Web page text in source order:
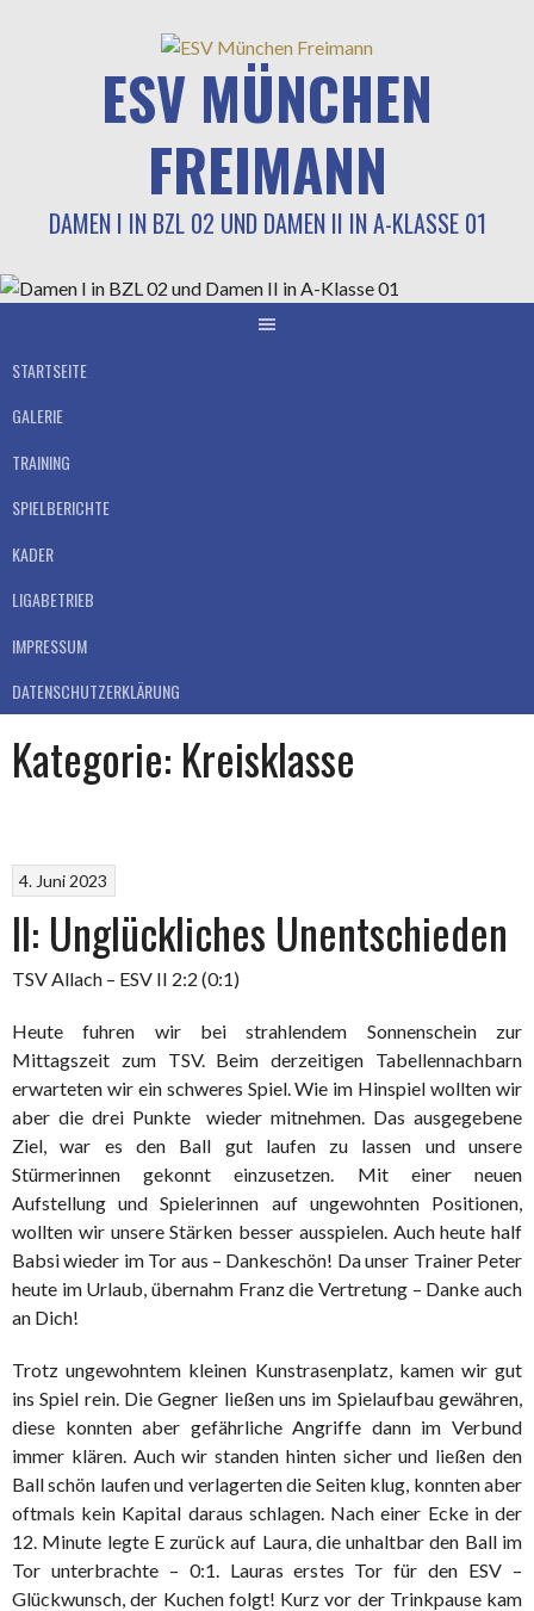
ESV MÜNCHEN
FREIMANN
DAMEN I IN BZL 02 UND DAMEN II IN A-KLASSE 01
STARTSEITE
GALERIE
TRAINING
SPIELBERICHTE
KADER
LIGABETRIEB
IMPRESSUM
DATENSCHUTZERKLÄRUNG
Kategorie: Kreisklasse
4. Juni 2023
II: Unglückliches Unentschieden
TSV Allach – ESV II 2:2 (0:1)
Heute fuhren wir bei strahlendem Sonnenschein zur
Mittagszeit zum TSV. Beim derzeitigen Tabellennachbarn
erwarteten wir ein schweres Spiel. Wie im Hinspiel wollten wir
aber die drei Punkte wieder mitnehmen. Das ausgegebene
Ziel, war es den Ball gut laufen zu lassen und unsere
Stürmerinnen gekonnt einzusetzen. Mit einer neuen
Aufstellung und Spielerinnen auf ungewohnten Positionen,
wollten wir unsere Stärken besser ausspielen. Auch heute half
Babsi wieder im Tor aus – Dankeschön! Da unser Trainer Peter
heute im Urlaub, übernahm Franz die Vertretung – Danke auch
an Dich!
Trotz ungewohntem kleinen Kunstrasenplatz, kamen wir gut
ins Spiel rein. Die Gegner ließen uns im Spielaufbau gewähren,
diese konnten aber gefährliche Angriffe dann im Verbund
immer klären. Auch wir standen hinten sicher und ließen den
Ball schön laufen und verlagerten die Seiten klug, konnten aber
oftmals kein Kapital daraus schlagen. Nach einer Ecke in der
12. Minute legte E zurück auf Laura, die unhaltbar den Ball im
Tor unterbrachte – 0:1. Lauras erstes Tor für den ESV –
Glückwunsch, der Kuchen folgt! Kurz vor der Trinkpause kam